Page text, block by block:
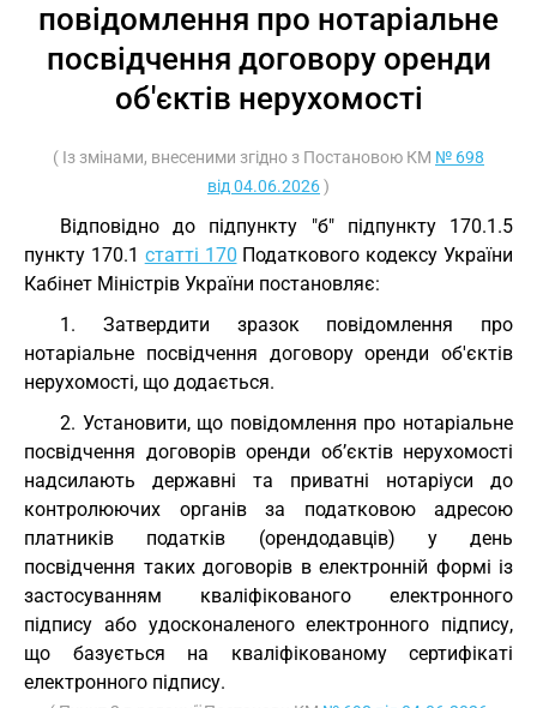
повідомлення про нотаріальне
посвідчення договору оренди
об'єктів нерухомості
( Із змінами, внесеними згідно з Постановою КМ № 698
від 04.06.2026)
Відповідно до підпункту "б" підпункту 170.1.5
пункту 170.1 статті 170 Податкового кодексу України
Кабінет Міністрів України постановляє:
1. Затвердити зразок повідомлення про
нотаріальне посвідчення договору оренди об'єктів
нерухомості, що додається.
2. Установити, що повідомлення про нотаріальне
посвідчення договорів оренди об’єктів нерухомості
надсилають державні та приватні нотаріуси до
контролюючих органів за податковою адресою
платників податків (орендодавців) у день
посвідчення таких договорів в електронній формі із
застосуванням кваліфікованого електронного
підпису або удосконаленого електронного підпису,
що базується на кваліфікованому сертифікаті
електронного підпису.